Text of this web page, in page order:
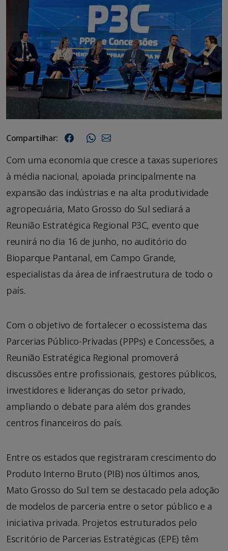
Compartilhar:
Com uma economia que cresce a taxas superiores
à média nacional, apoiada principalmente na
expansão das indústrias e na alta produtividade
agropecuária, Mato Grosso do Sul sediará a
Reunião Estratégica Regional P3C, evento que
reunirá no dia 16 de junho, no auditório do
Bioparque Pantanal, em Campo Grande,
especialistas da área de infraestrutura de todo o
país.
Com o objetivo de fortalecer o ecossistema das
Parcerias Público-Privadas (PPPs) e Concessões, a
Reunião Estratégica Regional promoverá
discussões entre profissionais, gestores públicos,
investidores e lideranças do setor privado,
ampliando o debate para além dos grandes
centros financeiros do país.
Entre os estados que registraram crescimento do
Produto Interno Bruto (PIB) nos últimos anos,
Mato Grosso do Sul tem se destacado pela adoção
de modelos de parceria entre o setor público e a
iniciativa privada. Projetos estruturados pelo
Escritório de Parcerias Estratégicas (EPE) têm